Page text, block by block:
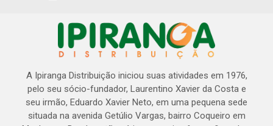
A Ipiranga Distribuição iniciou suas atividades em 1976,
pelo seu sócio-fundador, Laurentino Xavier da Costa e
seu irmão, Eduardo Xavier Neto, em uma pequena sede
situada na avenida Getúlio Vargas, bairro Coqueiro em